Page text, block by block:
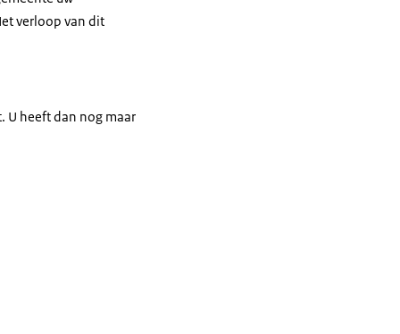
verloop van dit
U heeft dan nog maar